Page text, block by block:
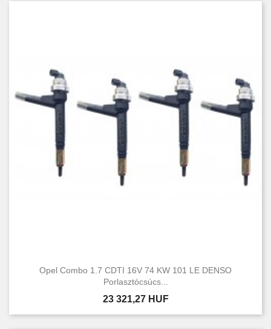
Opel Combo 1.7 CDTI 16V 74 KW 101 LE DENSO
Porlasztócsúcs...
Ár
23 321,27 HUF